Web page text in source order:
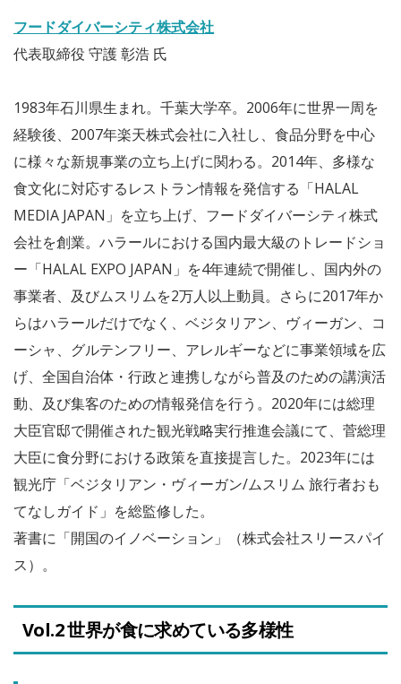
フードダイバーシティ株式会社
代表取締役 守護 彰浩 氏
1983年石川県生まれ。千葉大学卒。2006年に世界一周を
経験後、2007年楽天株式会社に入社し、食品分野を中心
に様々な新規事業の立ち上げに関わる。2014年、多様な
食文化に対応するレストラン情報を発信する「HALAL
MEDIA JAPAN」を立ち上げ、フードダイバーシティ株式
会社を創業。ハラールにおける国内最大級のトレードショ
ー「HALAL EXPO JAPAN」を4年連続で開催し、国内外の
事業者、及びムスリムを2万人以上動員。さらに2017年か
らはハラールだけでなく、ベジタリアン、ヴィーガン、コ
ーシャ、グルテンフリー、アレルギーなどに事業領域を広
げ、全国自治体・行政と連携しながら普及のための講演活
動、及び集客のための情報発信を行う。2020年には総理
大臣官邸で開催された観光戦略実行推進会議にて、菅総理
大臣に食分野における政策を直接提言した。2023年には
観光庁「ベジタリアン・ヴィーガン/ムスリム 旅行者おも
てなしガイド」を総監修した。
著書に「開国のイノベーション」（株式会社スリースパイ
ス）。
Vol.2 世界が食に求めている多様性